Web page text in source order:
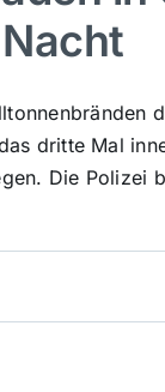
dritte Mal
Die Polizei